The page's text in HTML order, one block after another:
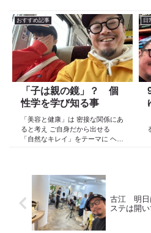
院 Def 古江です 2023年３月30日
より スタートしたこのブログ
日々の事や...
おすすめ記事
「子は親の鏡」？ 個
性学を学び知る事
「美容と健康」は 密接な関係にあ
ると考え ご自身だから出せる
「自然なキレイ」をテーマに ヘア
より スタートしたこのブログ
日々の事や...
日
古江 明日
ステは開